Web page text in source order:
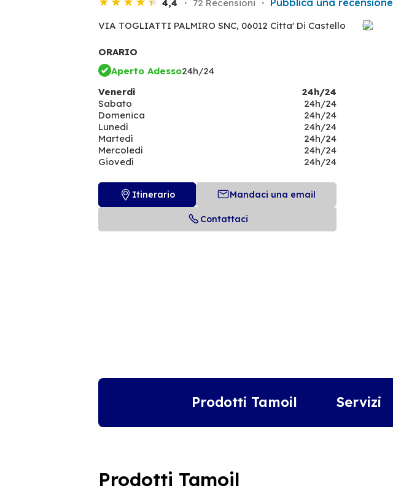
4,4 72 Recensioni
VIA TOGLIATTI PALMIRO SNC, 06012 Citta' Di Castello
ORARIO
Aperto Adesso24h/24
Venerdì
24h/24
Sabato
24h/24
Domenica
24h/24
Lunedì
24h/24
Martedì
24h/24
Mercoledì
24h/24
Giovedì
24h/24
Itinerario Mandaci una email
Contattaci
Prodotti Tamoil Servizi
Prodotti Tamoil